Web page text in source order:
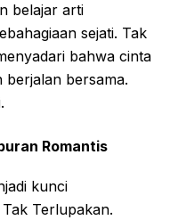
belajar arti
sejati. Tak
bahwa cinta
berjalan bersama.
Romantis
kunci
Terlupakan.